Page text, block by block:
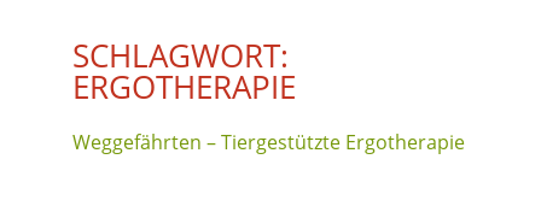
SCHLAGWORT:
ERGOTHERAPIE
Weggefährten – Tiergestützte Ergotherapie